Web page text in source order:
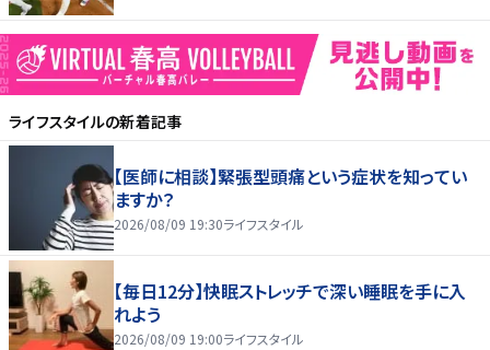
ライフスタイルの新着記事
【医師に相談】緊張型頭痛という症状を知ってい
ますか？
2026/08/09 19:30ライフスタイル
【毎日12分】快眠ストレッチで深い睡眠を手に入
れよう
2026/08/09 19:00ライフスタイル